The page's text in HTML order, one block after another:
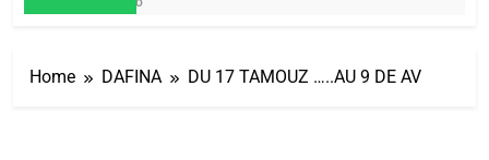
Home DAFINA DU 17 TAMOUZ …..AU 9 DE AV